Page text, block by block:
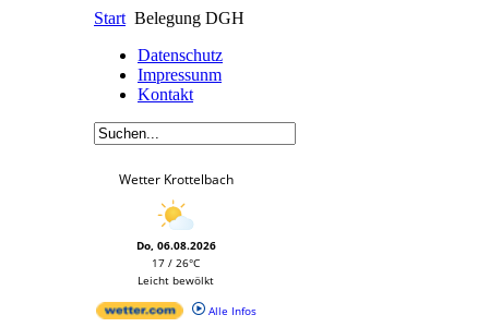
Start Belegung DGH
Datenschutz
Impressunm
Kontakt
Wetter Krottelbach
Do, 06.08.2026
17 / 26°C
Leicht bewölkt
Alle Infos